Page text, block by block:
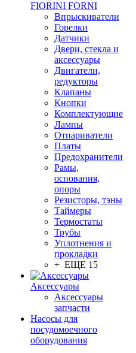
FIORINI FORNI
Впрыскиватели
Горелки
Датчики
Двери, стекла и
аксессуары
Двигатели,
редукторы
Клапаны
Кнопки
Комплектующие
Лампы
Отпариватели
Платы
Предохранители
Рамы,
основания,
опоры
Резисторы, тэны
Таймеры
Термостаты
Трубы
Уплотнения и
прокладки
+ ЕЩЕ 15
Аксессуары
Аксессуары
запчасти
Насосы для
посудомоечного
оборудования